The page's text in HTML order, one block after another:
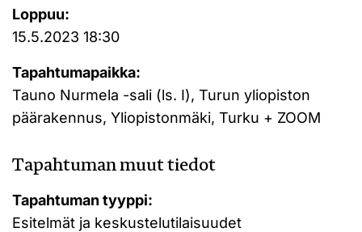
Loppuu:
15.5.2023 18:30
Tapahtumapaikka:
Tauno Nurmela -sali (ls. I), Turun yliopiston
päärakennus, Yliopistonmäki, Turku + ZOOM
Tapahtuman muut tiedot
Tapahtuman tyyppi:
Esitelmät ja keskustelutilaisuudet